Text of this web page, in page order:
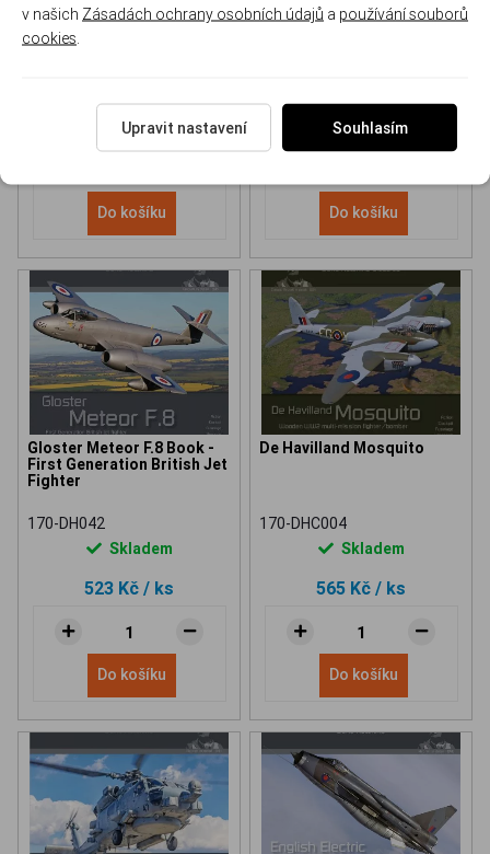
613 Kč/ ks
Do košíku
565 Kč/ ks
Do košíku
Gloster Meteor F.8 Book -
First Generation British Jet
Fighter
170-DH042
Skladem
523 Kč / ks
Do košíku
De Havilland Mosquito
170-DHC004
Skladem
565 Kč / ks
Do košíku
v našich Zásadách ochrany osobních údajů a používání souborů
cookies
Upravit nastavení Souhlasím